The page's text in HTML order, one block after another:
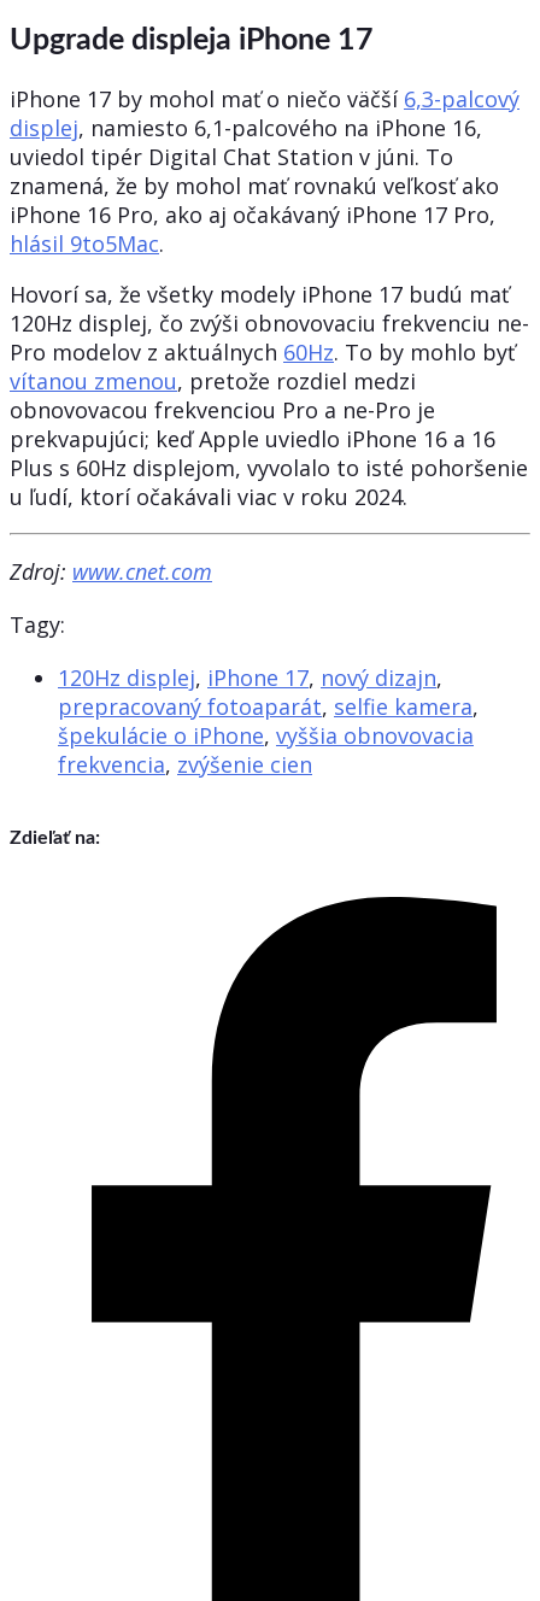
Upgrade displeja iPhone 17
iPhone 17 by mohol mať o niečo väčší 6,3-palcový
displej, namiesto 6,1-palcového na iPhone 16,
uviedol tipér Digital Chat Station v júni. To
znamená, že by mohol mať rovnakú veľkosť ako
iPhone 16 Pro, ako aj očakávaný iPhone 17 Pro,
hlásil 9to5Mac.
Hovorí sa, že všetky modely iPhone 17 budú mať
120Hz displej, čo zvýši obnovovaciu frekvenciu ne-
Pro modelov z aktuálnych 60Hz. To by mohlo byť
vítanou zmenou, pretože rozdiel medzi
obnovovacou frekvenciou Pro a ne-Pro je
prekvapujúci; keď Apple uviedlo iPhone 16 a 16
Plus s 60Hz displejom, vyvolalo to isté pohoršenie
u ľudí, ktorí očakávali viac v roku 2024.
Zdroj: www.cnet.com
Tagy:
120Hz displej, iPhone 17, nový dizajn,
prepracovaný fotoaparát, selfie kamera,
špekulácie o iPhone, vyššia obnovovacia
frekvencia, zvýšenie cien
Zdieľať na: